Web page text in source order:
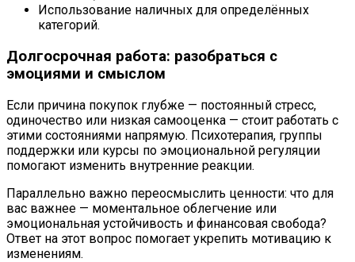
Использование наличных для определённых
категорий.
Долгосрочная работа: разобраться с
эмоциями и смыслом
Если причина покупок глубже — постоянный стресс,
одиночество или низкая самооценка — стоит работать с
этими состояниями напрямую. Психотерапия, группы
поддержки или курсы по эмоциональной регуляции
помогают изменить внутренние реакции.
Параллельно важно переосмыслить ценности: что для
вас важнее — моментальное облегчение или
эмоциональная устойчивость и финансовая свобода?
Ответ на этот вопрос помогает укрепить мотивацию к
изменениям.